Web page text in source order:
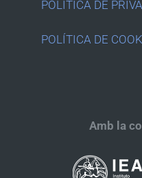
POLÍTICA DE
POLÍTICA DE
Amb la